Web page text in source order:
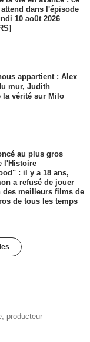
dans l'épisode
10 août 2026
appartient : Alex
mur, Judith
la vérité sur Milo
au plus gros
l'Histoire
: il y a 18 ans,
a refusé de jouer
des meilleurs films de
de tous les temps
producteur